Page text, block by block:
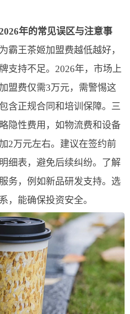
年的常见误区与注意事
霸王茶姬加盟费越低越好，
支持不足。2026年，市场上
盟费仅需3万元，需警惕这
含正规合同和培训保障。三
隐性费用，如物流费和设备
2万元左右。建议在签约前
细表，避免后续纠纷。了解
务，例如新品研发支持。选
，能确保投资安全。